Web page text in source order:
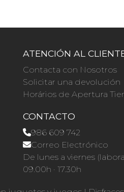
ATENCIÓN AL
Contacta con Nosotros
Solicitar una devolución
Horários de Apertura
CONTACTO
986 609 742
Correo Electrónico
De lunes a viernes
09.00h · 17.30h